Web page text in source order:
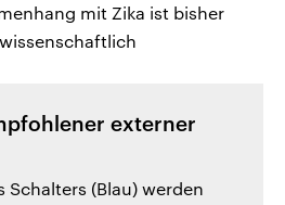
mit Zika ist bisher
externer
Schalters (Blau) werden